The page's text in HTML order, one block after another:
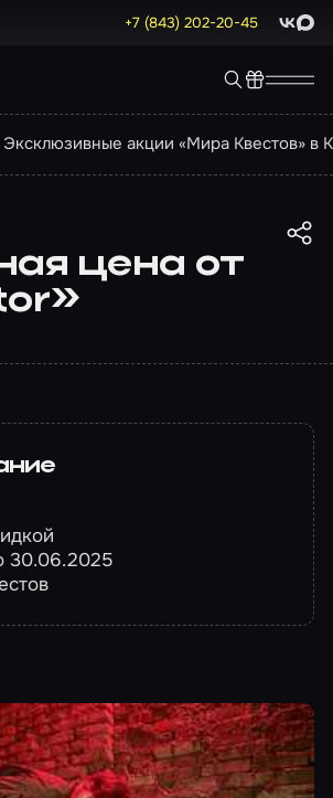
+7 (843) 202-20-45 Max
Эксклюзивные акции «Мира Квестов» в
цена от
30.06.2025